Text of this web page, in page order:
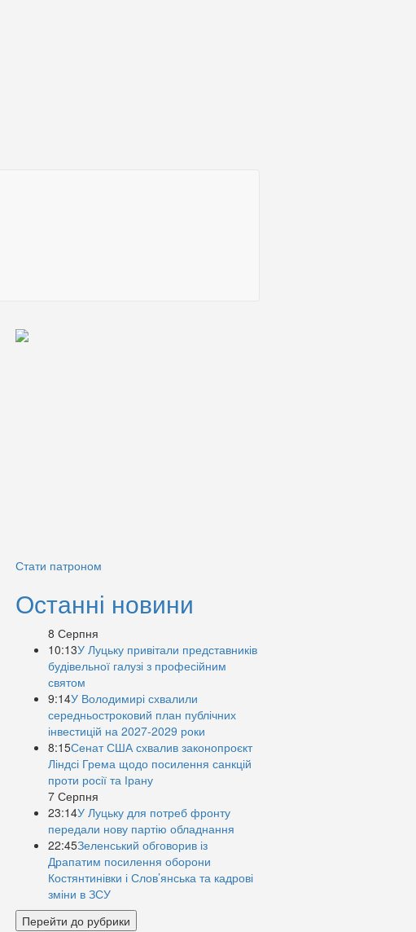
Стати патроном
Останні новини
8 Серпня
10:13У Луцьку привітали представників
будівельної галузі з професійним
святом
9:14У Володимирі схвалили
середньостроковий план публічних
інвестицій на 2027-2029 роки
8:15Сенат США схвалив законопроєкт
Ліндсі Грема щодо посилення санкцій
проти росії та Ірану
7 Серпня
23:14У Луцьку для потреб фронту
передали нову партію обладнання
22:45Зеленський обговорив із
Драпатим посилення оборони
Костянтинівки і Слов’янська та кадрові
зміни в ЗСУ
Перейти до рубрики